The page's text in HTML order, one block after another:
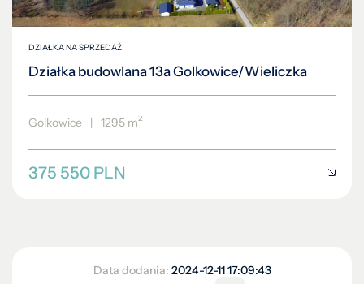
DZIAŁKA NA SPRZEDAŻ
Działka budowlana 13a Golkowice/Wieliczka
Golkowice | 1295 m2
375 550 PLN
Data dodania: 2024-12-11 17:09:43